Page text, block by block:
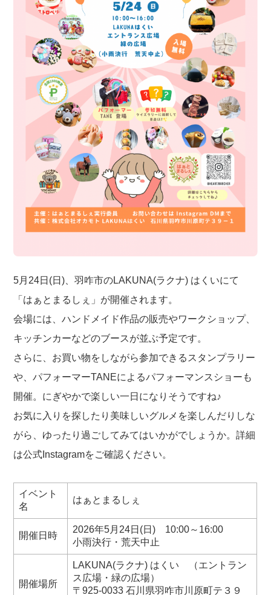
5月24日(日)、羽咋市のLAKUNA(ラクナ) はくいにて
「はぁとまるしぇ」が開催されます。
会場には、ハンドメイド作品の販売やワークショップ、
キッチンカーなどのブースが並ぶ予定です。
さらに、お買い物をしながら参加できるスタンプラリー
や、パフォーマーTANEによるパフォーマンスショーも
開催。にぎやかで楽しい一日になりそうですね♪
お気に入りを探したり美味しいグルメを楽しんだりしな
がら、ゆったり過ごしてみてはいかがでしょうか。詳細
は公式Instagramをご確認ください。
イベント
名
はぁとまるしぇ
開催日時
2026年5月24日(日) 10:00～16:00
小雨決行・荒天中止
開催場所
LAKUNA(ラクナ) はくい （エントラン
ス広場・緑の広場）
〒925-0033 石川県羽咋市川原町テ３９